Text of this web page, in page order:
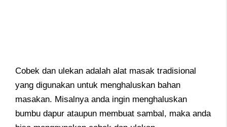
Cobek dan ulekan adalah alat masak tradisional
yang digunakan untuk menghaluskan bahan
masakan. Misalnya anda ingin menghaluskan
bumbu dapur ataupun membuat sambal, maka anda